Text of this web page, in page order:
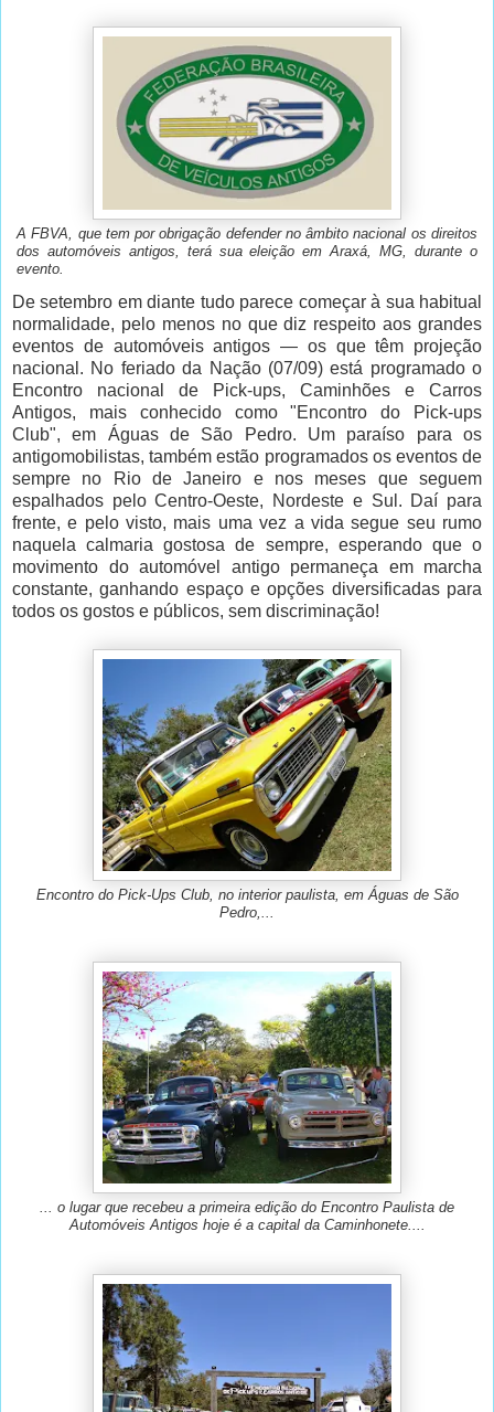
A FBVA, que tem por obrigação defender no âmbito nacional os direitos
dos automóveis antigos, terá sua eleição em Araxá, MG, durante o
evento.
De setembro em diante tudo parece começar à sua habitual
normalidade, pelo menos no que diz respeito aos grandes
eventos de automóveis antigos — os que têm projeção
nacional. No feriado da Nação (07/09) está programado o
Encontro nacional de Pick-ups, Caminhões e Carros
Antigos, mais conhecido como "Encontro do Pick-ups
Club", em Águas de São Pedro. Um paraíso para os
antigomobilistas, também estão programados os eventos de
sempre no Rio de Janeiro e nos meses que seguem
espalhados pelo Centro-Oeste, Nordeste e Sul. Daí para
frente, e pelo visto, mais uma vez a vida segue seu rumo
naquela calmaria gostosa de sempre, esperando que o
movimento do automóvel antigo permaneça em marcha
constante, ganhando espaço e opções diversificadas para
todos os gostos e públicos, sem discriminação!
Encontro do Pick-Ups Club, no interior paulista, em Águas de São
Pedro,...
... o lugar que recebeu a primeira edição do Encontro Paulista de
Automóveis Antigos hoje é a capital da Caminhonete....